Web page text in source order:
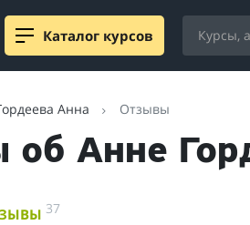
Каталог курсов
Анна Отзывы
об Анне
37